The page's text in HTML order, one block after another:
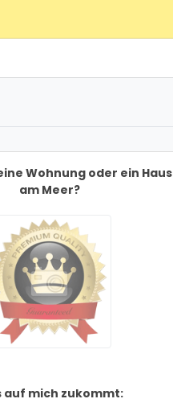
Wohnung oder ein Haus
am Meer?
auf mich zukommt: